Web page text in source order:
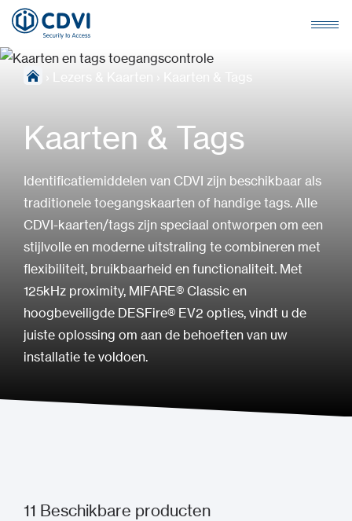
Kaarten & Tags
Identificatiemiddelen van CDVI zijn beschikbaar als
traditionele toegangskaarten of handige tags. Alle
CDVI-kaarten/tags zijn speciaal ontworpen om een
stijlvolle en moderne uitstraling te combineren met
flexibiliteit, bruikbaarheid en functionaliteit. Met
125kHz proximity, MIFARE® Classic en
hoogbeveiligde DESFire® EV2 opties, vindt u de
juiste oplossing om aan de behoeften van uw
installatie te voldoen.
11 Beschikbare producten